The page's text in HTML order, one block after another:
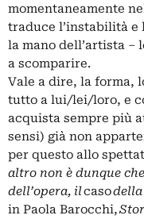
momentaneamente
traduce l’instabilità e
la mano dell’artista –
a scomparire.
Vale a dire, la forma,
tutto a lui/lei/loro, e
acquista sempre più
sensi) già non
per questo allo
altro non è dunque
dell’opera, ilcasodella
in Paola Barocchi,